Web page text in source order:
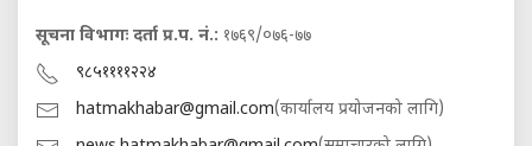
सूचना विभागः दर्ता प्र.प. नं.: १७६९/०७६-७७
९८५११११२२४
hatmakhabar@gmail.com(कार्यालय प्रयोजनको लागि)